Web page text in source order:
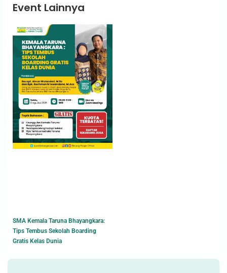
Event Lainnya
SMA Kemala Taruna Bhayangkara:
Tips Tembus Sekolah Boarding
Gratis Kelas Dunia